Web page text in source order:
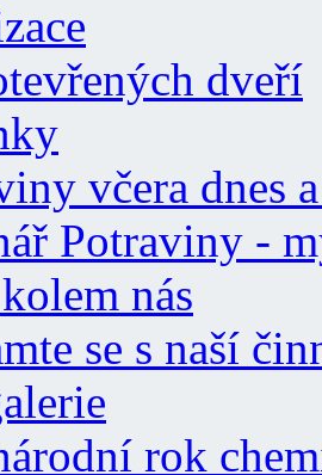
dveří
včera dnes
Potraviny -
nás
se s naší
rok